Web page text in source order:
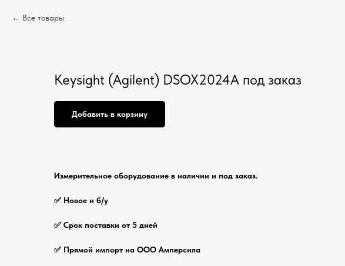
Все товары
Keysight (Agilent) DSOX2024A под заказ
Добавить в корзину
Измерительное оборудование в наличии и под заказ.
✅ Новое и б/у
✅ Срок поставки от 5 дней
✅ Прямой импорт на ООО Амперсила